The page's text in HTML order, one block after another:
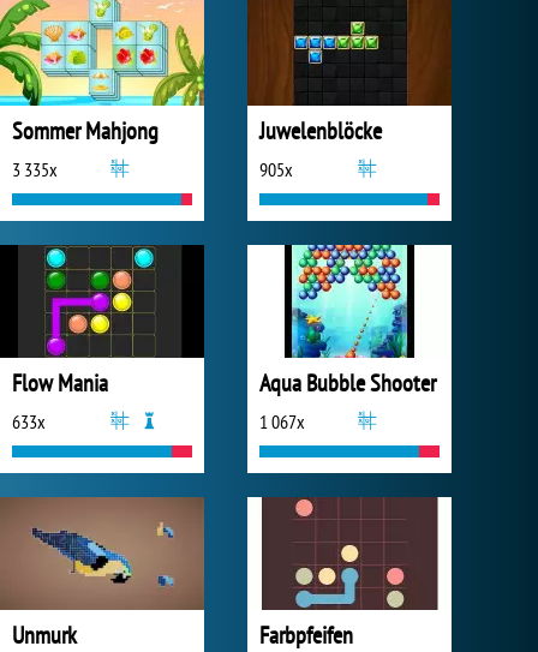
Sommer Mahjong
3 335x
Juwelenblöcke
905x
Flow Mania
633x
Aqua Bubble Shooter
1 067x
Unmurk Farbpfeifen